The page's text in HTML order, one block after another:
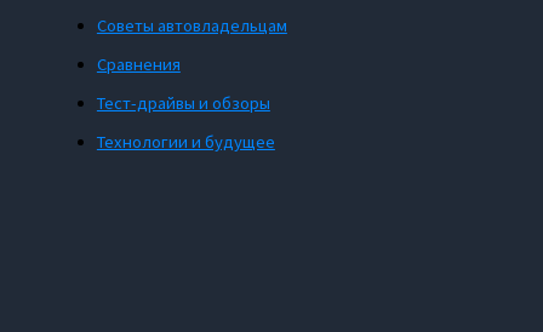
Советы автовладельцам
Сравнения
Тест-драйвы и обзоры
Технологии и будущее